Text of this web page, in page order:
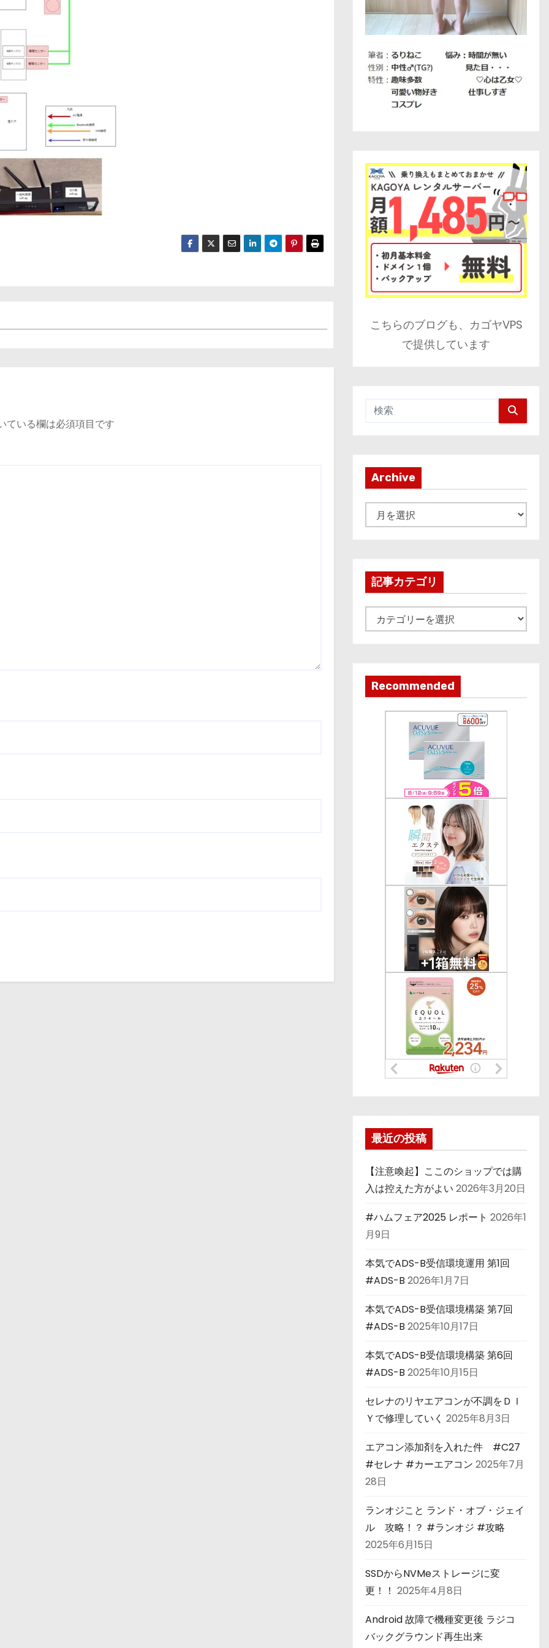
ている欄は必須項目です
こちらのブログも、カゴヤVPS
で提供しています
Archive
r
v
記事カテゴリ
事
ゴ
リ
Recommended
最近の投稿
【注意喚起】ここのショップでは購
入は控えた方がよい 2026年3月20日
#ハムフェア2025 レポート 2026年1
月9日
本気でADS-B受信環境運用 第1回
#ADS-B 2026年1月7日
本気でADS-B受信環境構築 第7回
#ADS-B 2025年10月17日
本気でADS-B受信環境構築 第6回
#ADS-B 2025年10月15日
セレナのリヤエアコンが不調をＤＩ
Ｙで修理していく 2025年8月3日
エアコン添加剤を入れた件 #C27
#セレナ #カーエアコン 2025年7月
28日
ランオジこと ランド・オブ・ジェイ
ル 攻略！？ #ランオジ #攻略
2025年6月15日
SSDからNVMeストレージに変
更！！ 2025年4月8日
Android 故障で機種変更後 ラジコ
バックグラウンド再生出来